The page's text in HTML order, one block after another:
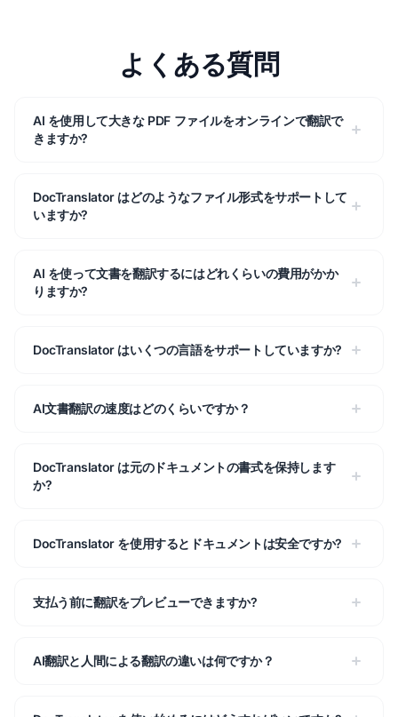
よくある質問
AI を使用して大きな PDF ファイルをオンラインで翻訳で
きますか?
DocTranslator はどのようなファイル形式をサポートして
いますか?
AI を使って文書を翻訳するにはどれくらいの費用がかか
りますか?
DocTranslator はいくつの言語をサポートしていますか?
AI文書翻訳の速度はどのくらいですか？
DocTranslator は元のドキュメントの書式を保持します
か?
DocTranslator を使用するとドキュメントは安全ですか?
支払う前に翻訳をプレビューできますか?
AI翻訳と人間による翻訳の違いは何ですか？